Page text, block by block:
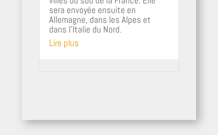
sera envoyée ensuite en
Allemagne, dans les Alpes et
dans l'Italie du Nord.
Lire plus